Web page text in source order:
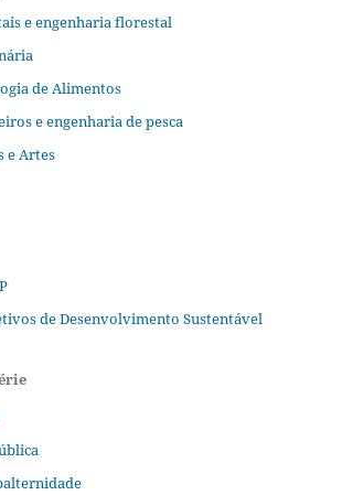
e engenharia florestal
de Alimentos
e engenharia de pesca
e Artes
de Desenvolvimento Sustentável